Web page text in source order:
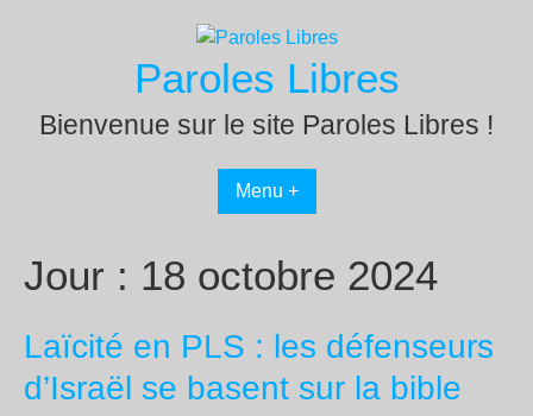
Paroles Libres
Bienvenue sur le site Paroles Libres !
Menu +
Jour : 18 octobre 2024
Laïcité en PLS : les défenseurs
d’Israël se basent sur la bible